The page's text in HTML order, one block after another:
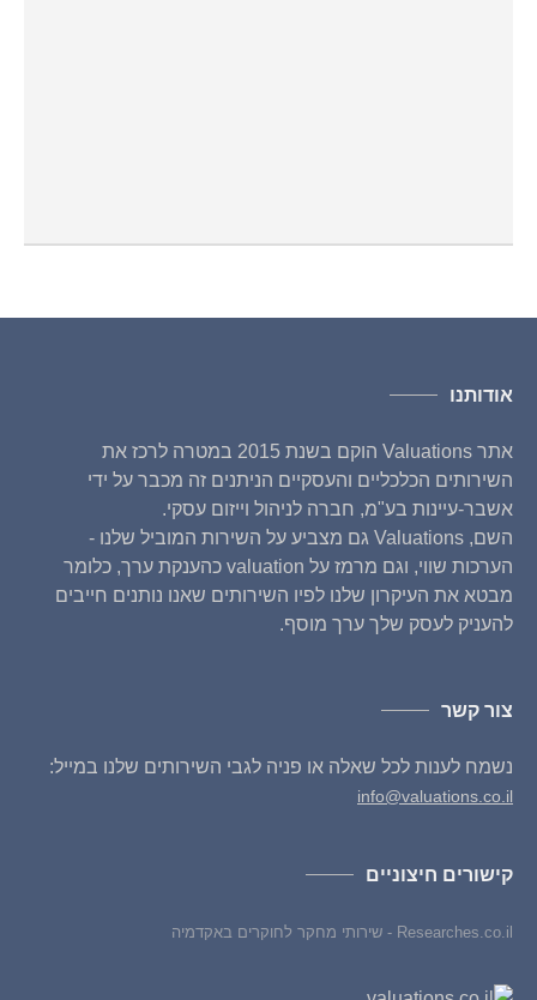
אודותנו
אתר Valuations הוקם בשנת 2015 במטרה לרכז את
השירותים הכלכליים והעסקיים הניתנים זה מכבר על ידי
אשבר-עיינות בע"מ, חברה לניהול וייזום עסקי.
השם, Valuations גם מצביע על השירות המוביל שלנו -
הערכות שווי, וגם מרמז על valuation כהענקת ערך, כלומר
מבטא את העיקרון שלנו לפיו השירותים שאנו נותנים חייבים
להעניק לעסק שלך ערך מוסף.
צור קשר
נשמח לענות לכל שאלה או פניה לגבי השירותים שלנו במייל:
info@valuations.co.il
קישורים חיצוניים
Researches.co.il - שירותי מחקר לחוקרים באקדמיה